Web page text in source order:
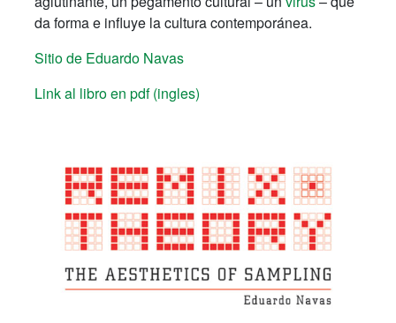
da forma e influye la cultura contemporánea.
Sitio de Eduardo Navas
Link al libro en pdf (ingles)